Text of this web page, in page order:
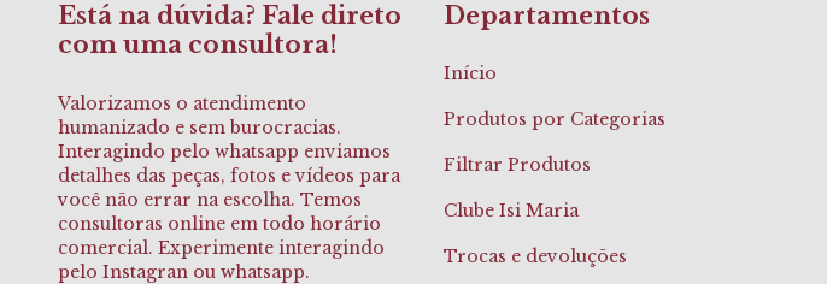
Está na dúvida? Fale direto
com uma consultora!
Valorizamos o atendimento
humanizado e sem burocracias.
Interagindo pelo whatsapp enviamos
detalhes das peças, fotos e vídeos para
você não errar na escolha. Temos
consultoras online em todo horário
comercial. Experimente interagindo
pelo Instagran ou whatsapp.
Departamentos
Início
Produtos por Categorias
Filtrar Produtos
Clube Isi Maria
Trocas e devoluções